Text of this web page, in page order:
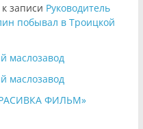
записи Руководитель
побывал в Троицкой
маслозавод
маслозавод
ФИЛЬМ»